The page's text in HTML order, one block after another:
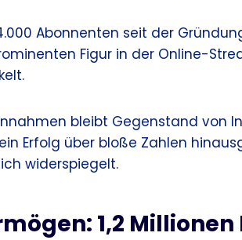
Abonnenten seit der
Figur in der Online-
bleibt Gegenstand von
Erfolg über bloße Zahlen
widerspiegelt.
1,2